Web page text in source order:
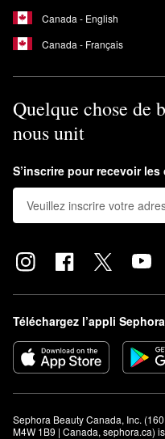
Canada - English
Canada - Français
Quelque chose de
nous unit
S’inscrire pour recevoir
Téléchargez l’appli Sephora
Sephora Beauty Canada, Inc.
M4W 1B9 | Canada, sephora.ca)